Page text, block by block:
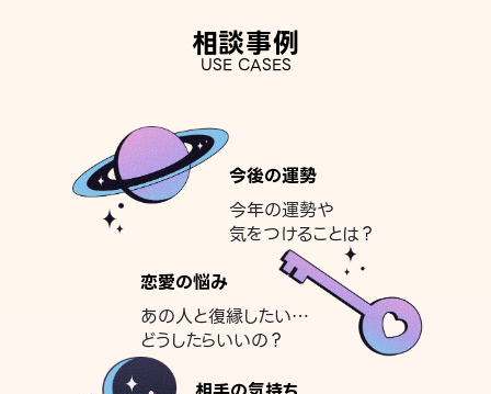
相談事例
USE CASES
今後の運勢
今年の運勢や
気をつけることは？
恋愛の悩み
あの人と復縁したい…
どうしたらいいの？